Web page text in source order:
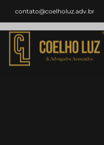
contato@coelholuz.adv.br